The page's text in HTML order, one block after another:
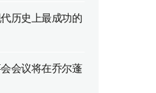
历史上最成功的
会议将在乔尔蓬